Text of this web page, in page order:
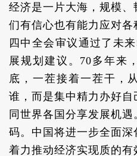
经济是一片大海，规模
们有信心也有能力应对
四中全会审议通过了未
展规划建议。70多年来
底，一茬接着一茬干，
谁，而是集中精力办好自
同世界各国分享发展机
码。中国将进一步全面深
着力推动经济实现质的有